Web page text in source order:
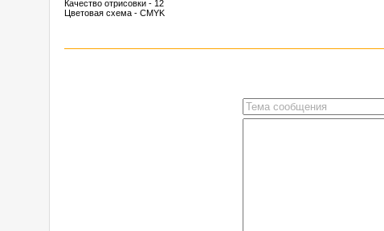
Качество отрисовки - 12
Цветовая схема - CMYK